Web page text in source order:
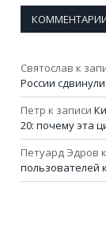
Святослав к
России
Петр к записи
20: почему эта
Петуард Эдров
пользователей